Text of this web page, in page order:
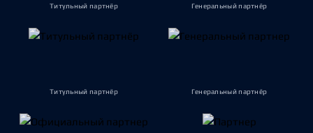
Титульный партнёр Генеральный партнёр
Титульный партнёр Генеральный партнёр